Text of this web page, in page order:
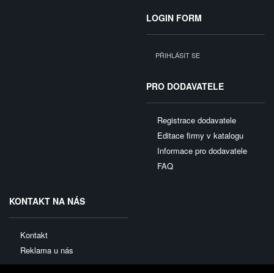
LOGIN FORM
PŘIHLÁSIT SE
PRO DODAVATELE
Registrace dodavatele
Editace firmy v katalogu
Informace pro dodavatele
FAQ
KONTAKT NA NÁS
Kontakt
Reklama u nás